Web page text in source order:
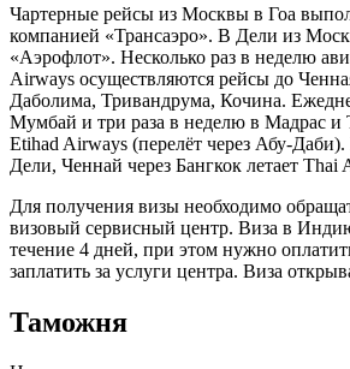
Чартерные рейсы из Москвы в Гоа
компанией «Трансаэро». В Дели из
«Аэрофлот». Несколько раз в неделю
Airways осуществляются рейсы до
Даболима, Тривандрума, Кочина.
Мумбай и три раза в неделю в Мадрас и
Etihad Airways (перелёт через Абу-
Дели, Ченнай через Бангкок летает Thai
Для получения визы необходимо
визовый сервисный центр. Виза в
течение 4 дней, при этом нужно
заплатить за услуги центра. Виза
Таможня